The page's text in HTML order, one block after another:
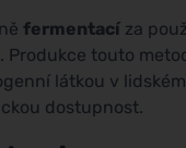
fermentací za
Produkce touto
látkou v
dostupnost.